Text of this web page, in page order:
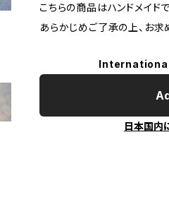
こちらの商品はハンドメイド
あらかじめご了承の上、お求
日本国内